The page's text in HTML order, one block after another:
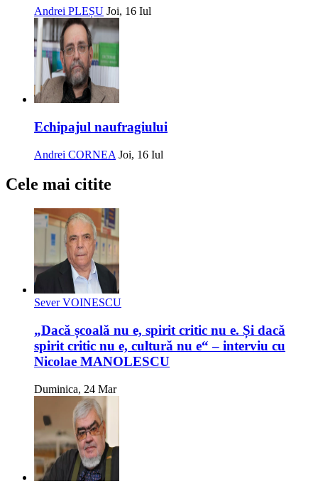
Andrei PLEȘU Joi, 16 Iul
Echipajul naufragiului
Andrei CORNEA Joi, 16 Iul
Cele mai citite
Sever VOINESCU
„Dacă școală nu e, spirit critic nu e. Și dacă
spirit critic nu e, cultură nu e“ – interviu cu
Nicolae MANOLESCU
Duminica, 24 Mar